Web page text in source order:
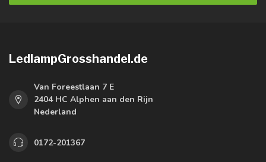
LedlampGrosshandel.de
Van Foreestlaan 7 E
2404 HC Alphen aan den Rijn
Nederland
0172-201367